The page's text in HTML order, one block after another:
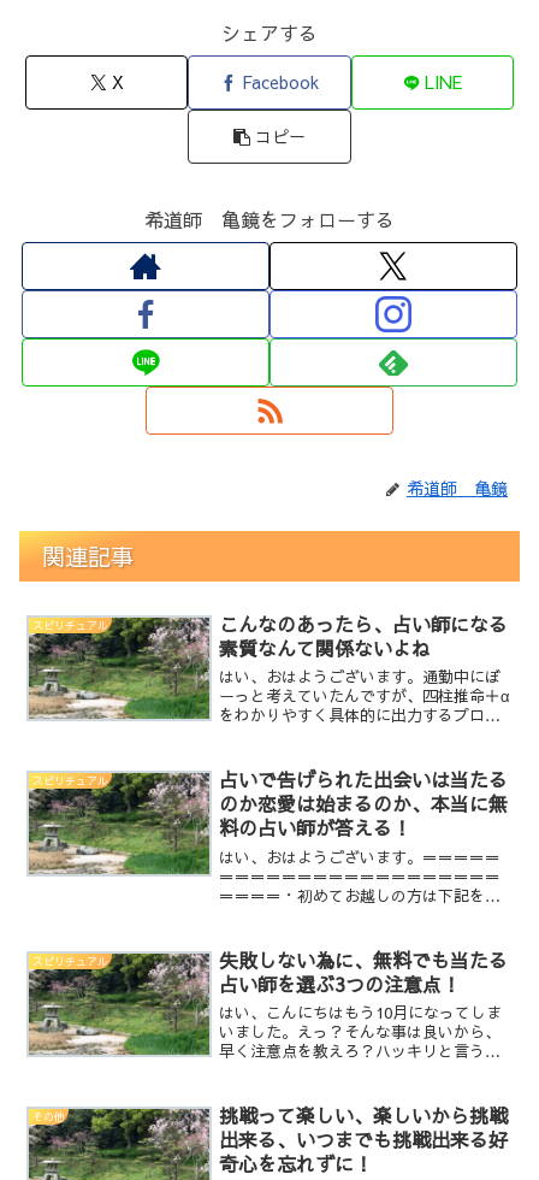
シェアする
X Facebook LINE
コピー
希道師 亀鏡をフォローする
希道師 亀鏡
関連記事
スピリチュアル
こんなのあったら、占い師になる
素質なんて関係ないよね
はい、おはようございます。通勤中にぼ
ーっと考えていたんですが、四柱推命＋α
をわかりやすく具体的に出力するプログ
として色々と出てきて、でもそれをね伝
えるとなると、そこが難...
スピリチュアル
占いで告げられた出会いは当たる
のか恋愛は始まるのか、本当に無
料の占い師が答える！
はい、おはようございます。＝＝＝＝＝
＝＝＝＝＝＝＝＝＝＝＝＝＝＝＝＝＝＝
＝＝＝＝・初めてお越しの方は下記をご
当たるも八卦当たらぬも八卦○占いの料
金は完全無料です。○亀...
スピリチュアル
失敗しない為に、無料でも当たる
占い師を選ぶ3つの注意点！
はい、こんにちはもう10月になってしま
いました。えっ？そんな事は良いから、
早く注意点を教えろ？ハッキリと言う
るし、外れると言えば外れるんですよ
ね。あなたが当たったと思え...
その他
挑戦って楽しい、楽しいから挑戦
出来る、いつまでも挑戦出来る好
奇心を忘れずに！